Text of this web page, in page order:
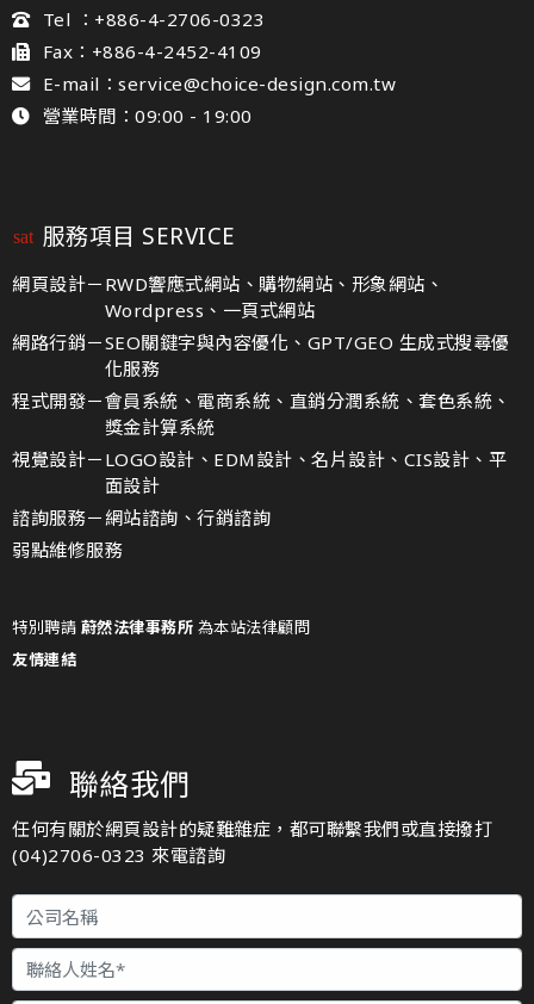
Tel ：+886-4-2706-0323
Fax：+886-4-2452-4109
E-mail：service@choice-design.com.tw
營業時間：09:00 - 19:00
服務項目 SERVICE
網頁設計－ RWD響應式網站、購物網站、形象網站、
Wordpress、一頁式網站
網路行銷－SEO關鍵字與內容優化、GPT/GEO 生成式搜尋優
化服務
程式開發－會員系統、電商系統、直銷分潤系統、套色系統、
獎金計算系統
視覺設計－ LOGO設計、EDM設計、名片設計、CIS設計、平
面設計
諮詢服務－ 網站諮詢、行銷諮詢
弱點維修服務
特別聘請 蔚然法律事務所 為本站法律顧問
友情連結
聯絡我們
任何有關於網頁設計的疑難雜症，都可聯繫我們或直接撥打
(04)2706-0323 來電諮詢